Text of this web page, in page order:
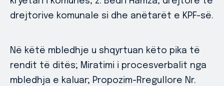
drejtorive komunale si dhe anëtarët e KPF-së.
Në këtë mbledhje u shqyrtuan këto pika të
rendit të ditës; Miratimi i procesverbalit nga
mbledhja e kaluar; Propozim-Rregullore Nr.